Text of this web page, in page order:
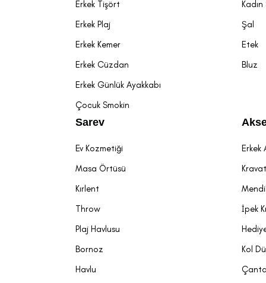
Erkek Tişört
Erkek Plaj
Erkek Kemer
Erkek Cüzdan
Erkek Günlük Ayakkabı
Çocuk Smokin
Şal
Etek
Bluz
Sarev
Ev Kozmetiği
Masa Örtüsü
Kırlent
Throw
Plaj Havlusu
Bornoz
Havlu
Erkek
Kravat
İpek
Kol